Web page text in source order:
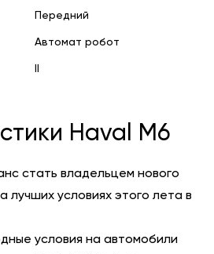
Передний
Автомат робот
II
Haval M6
стать владельцем нового
лучших условиях этого лета в
условия на автомобили